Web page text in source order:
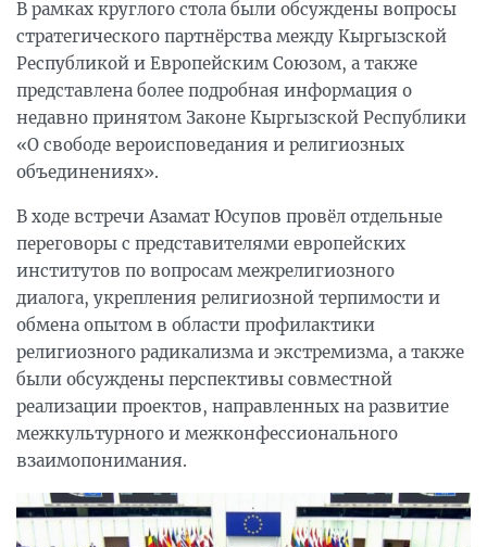
В рамках круглого стола были обсуждены вопросы
стратегического партнёрства между Кыргызской
Республикой и Европейским Союзом, а также
представлена более подробная информация о
недавно принятом Законе Кыргызской Республики
«О свободе вероисповедания и религиозных
объединениях».
В ходе встречи Азамат Юсупов провёл отдельные
переговоры с представителями европейских
институтов по вопросам межрелигиозного
диалога, укрепления религиозной терпимости и
обмена опытом в области профилактики
религиозного радикализма и экстремизма, а также
были обсуждены перспективы совместной
реализации проектов, направленных на развитие
межкультурного и межконфессионального
взаимопонимания.